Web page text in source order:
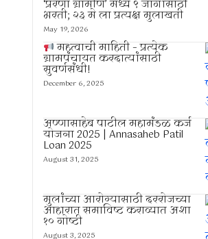
‘प्रेरणा ग्रामीण’ मध्ये ९ जागांसाठी
भरती; २३ मे ला प्रत्यक्ष मुलाखती
May 19, 2026
महत्वाची माहिती – प्रत्येक
ग्रामपंचायत करदात्यांसाठी
सुवर्णसंधी!
December 6, 2025
अण्णासाहेब पाटील महामंडळ कर्ज
योजना 2025 | Annasaheb Patil
Loan 2025
August 31, 2025
मुलांच्या आरोग्यासाठी दररोजच्या
आहारात समाविष्ट कराव्यात अशा
१० गोष्टी
August 3, 2025